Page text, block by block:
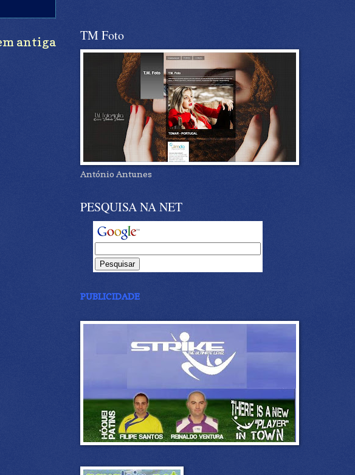
antiga TM Foto
António Antunes
PESQUISA NA NET
PUBLICIDADE